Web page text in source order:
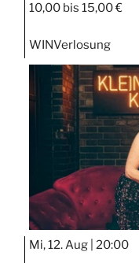
10,00 bis 15,00 €
WINVerlosung
Mi, 12. Aug | 20:00